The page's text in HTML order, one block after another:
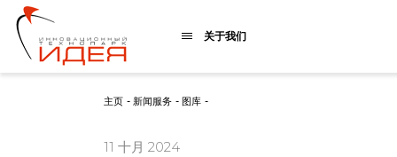
关于我们
主页 - 新闻服务 - 图库 -
11 十月 2024